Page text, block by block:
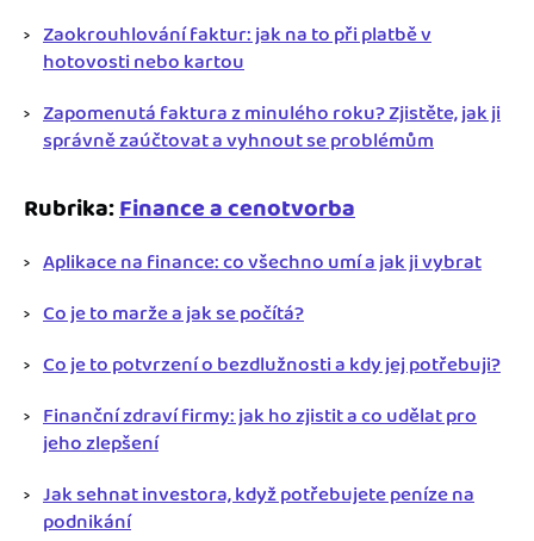
Zaokrouhlování faktur: jak na to při platbě v
hotovosti nebo kartou
Zapomenutá faktura z minulého roku? Zjistěte, jak ji
správně zaúčtovat a vyhnout se problémům
Rubrika:Finance a cenotvorba
Aplikace na finance: co všechno umí a jak ji vybrat
Co je to marže a jak se počítá?
Co je to potvrzení o bezdlužnosti a kdy jej potřebuji?
Finanční zdraví firmy: jak ho zjistit a co udělat pro
jeho zlepšení
Jak sehnat investora, když potřebujete peníze na
podnikání